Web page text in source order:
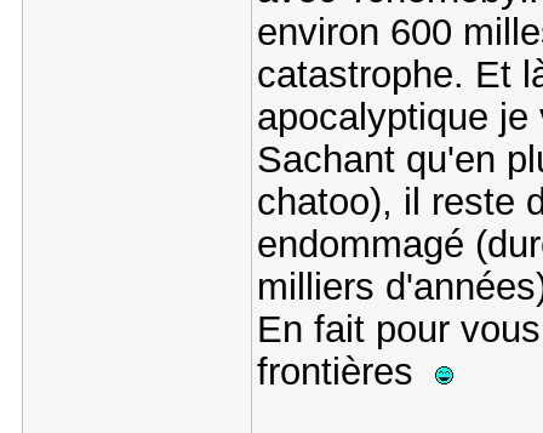
environ 600
catastrophe. Et
apocalyptique
Sachant qu'en
chatoo), il reste
endommagé
milliers
En fait pour
frontières